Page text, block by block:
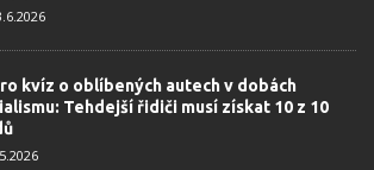
kvíz o oblíbených autech v dobách
Tehdejší řidiči musí získat 10 z 10